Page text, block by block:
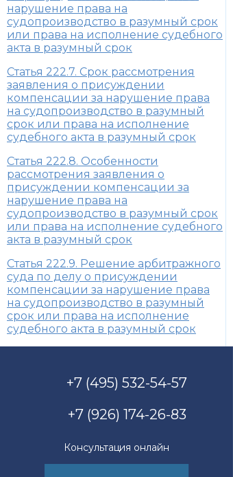
нарушение права на
судопроизводство в разумный срок
или права на исполнение судебного
акта в разумный срок
Статья 222.7. Срок рассмотрения
заявления о присуждении
компенсации за нарушение права
на судопроизводство в разумный
срок или права на исполнение
судебного акта в разумный срок
Статья 222.8. Особенности
рассмотрения заявления о
присуждении компенсации за
нарушение права на
судопроизводство в разумный срок
или права на исполнение судебного
акта в разумный срок
Статья 222.9. Решение арбитражного
суда по делу о присуждении
компенсации за нарушение права
на судопроизводство в разумный
срок или права на исполнение
судебного акта в разумный срок
+7 (495) 532-54-57
+7 (926) 174-26-83
Консультация онлайн